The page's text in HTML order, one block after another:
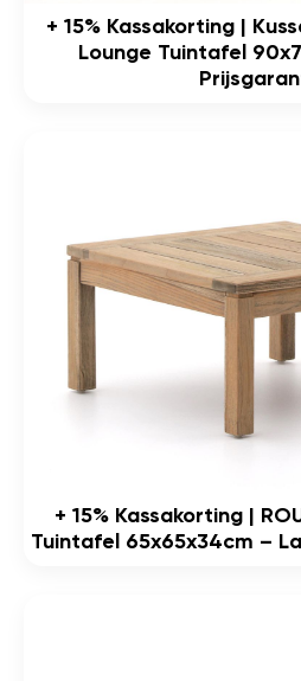
+ 15% Kassakorting |
Lounge Tuintafel
+ 15% Kassakorting |
Tuintafel 65x65x34cm –